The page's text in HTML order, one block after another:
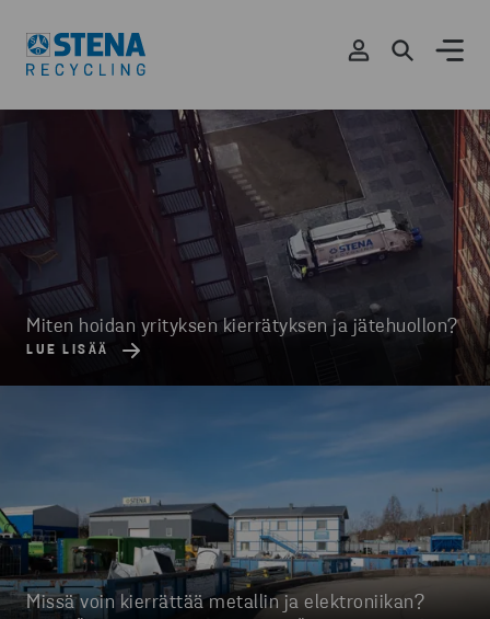
Miten hoidan yrityksen kierrätyksen ja jätehuollon?
LUE LISÄÄ
Missä voin kierrättää metallin ja elektroniikan?